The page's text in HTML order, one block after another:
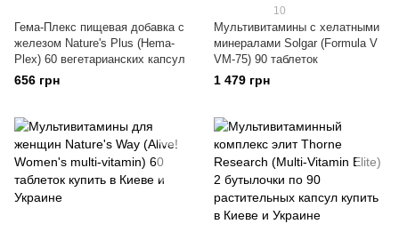
Гема-Плекс пищевая добавка с
железом Nature's Plus (Hema-
Plex) 60 вегетарианских капсул
656 грн
10
Мультивитамины с хелатными
минералами Solgar (Formula V
VM-75) 90 таблеток
1 479 грн